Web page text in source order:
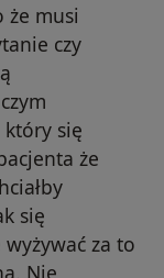
że musi
czy
się
że
się
za to
Nie